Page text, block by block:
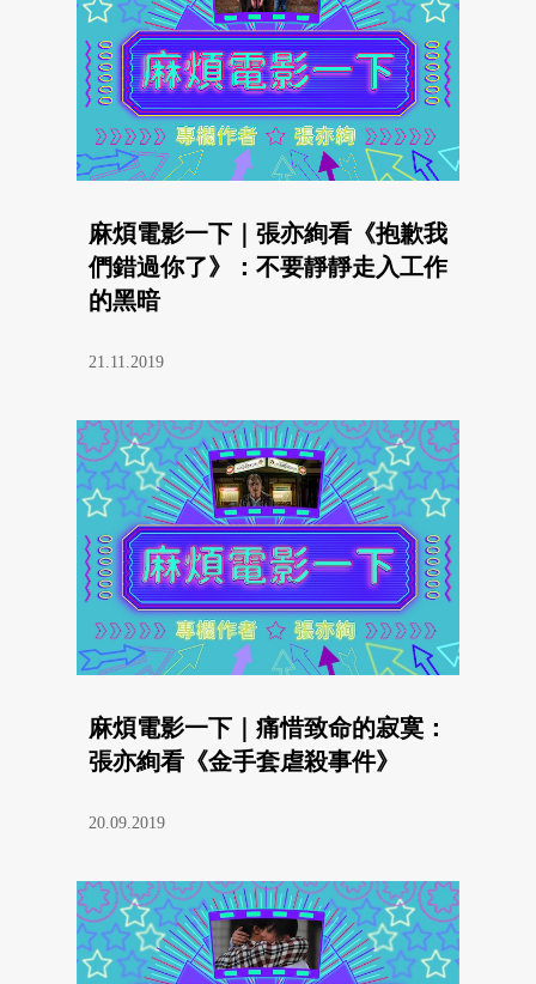
麻煩電影一下｜張亦絢看《抱歉我
們錯過你了》：不要靜靜走入工作
的黑暗
21.11.2019
麻煩電影一下｜痛惜致命的寂寞：
張亦絢看《金手套虐殺事件》
20.09.2019